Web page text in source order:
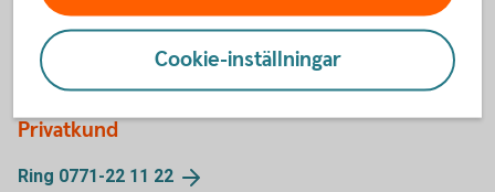
Kontakta oss
Privatkund
Ring 0771-22 11 22
Cookie-inställningar